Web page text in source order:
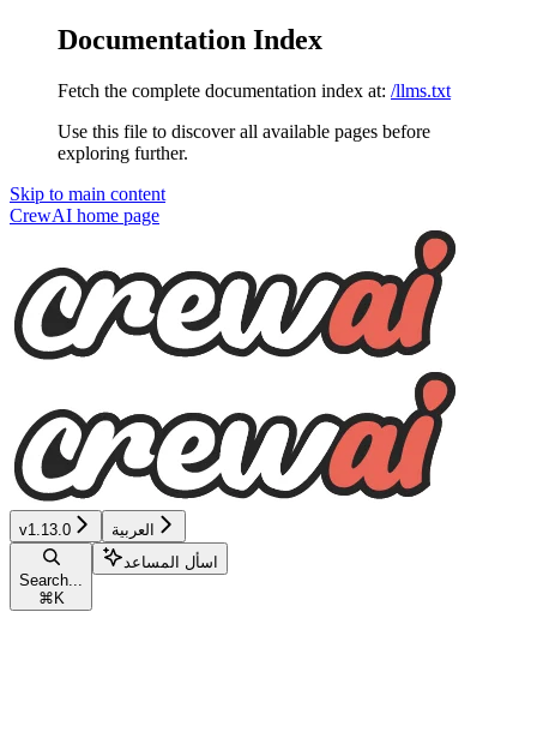
Documentation Index
Fetch the complete documentation index at: /llms.txt
Use this file to discover all available pages before
exploring further.
Skip to main content
CrewAI home page
v1.13.0 العربية
Search...
⌘ K
اسأل المساعد